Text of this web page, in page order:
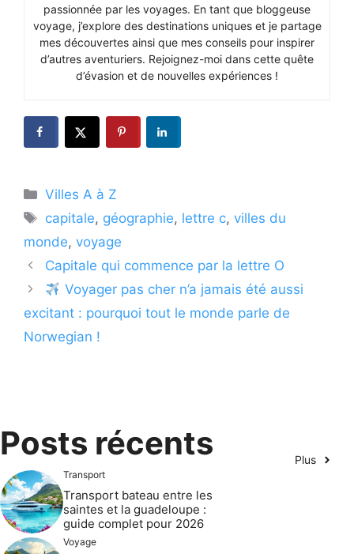
passionnée par les voyages. En tant que bloggeuse
voyage, j’explore des destinations uniques et je partage
mes découvertes ainsi que mes conseils pour inspirer
d’autres aventuriers. Rejoignez-moi dans cette quête
d’évasion et de nouvelles expériences !
Catégories
Villes A à Z
Étiquettes
capitale, géographie, lettre c,villes du
monde, voyage
Capitale qui commence par la lettre O
Voyager pas cher n’a jamais été aussi
excitant : pourquoi tout le monde parle de
Norwegian !
Posts récents Plus
Transport
Transport bateau entre les
saintes et la guadeloupe :
guide complet pour 2026
Voyage